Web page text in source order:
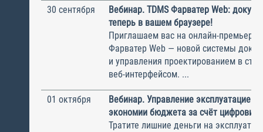
30 сентября
Вебинар. TDMS Фарватер Web:
теперь в вашем браузере!
Приглашаем вас на онлайн-премьеру
Фарватер Web — новой системы
и управления проектированием в
веб-интерфейсом. ...
01 октября
Вебинар. Управление эксплуатацией:
экономии бюджета за счёт
Тратите лишние деньги на